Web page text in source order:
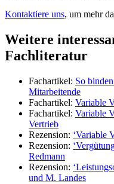
Kontaktiere uns, um mehr
Weitere
Fachliteratur
Fachartikel: So
Mitarbeitende
Fachartikel: Variable
Fachartikel: Variable
Vertrieb
Rezension: ‘Variable
Rezension:
Redmann
Rezension:
und M. Landes